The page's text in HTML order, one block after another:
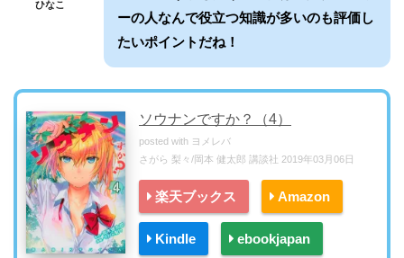
ひなこ
ーの人なんで役立つ知識が多いのも評価し
たいポイントだね！
ソウナンですか？（4）
posted with ヨメレバ
さがら 梨々/岡本 健太郎 講談社 2019年03月06日
楽天ブックス Amazon
Kindle ebookjapan